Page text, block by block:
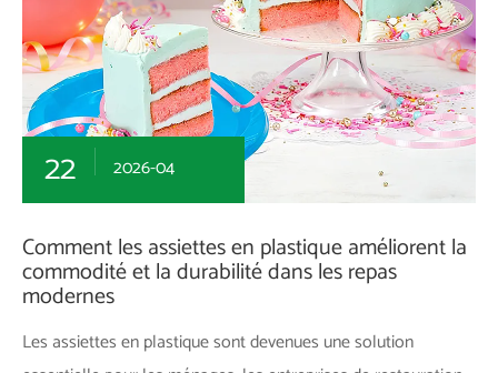
22 2026-04
Comment les assiettes en plastique améliorent la
commodité et la durabilité dans les repas
modernes
Les assiettes en plastique sont devenues une solution